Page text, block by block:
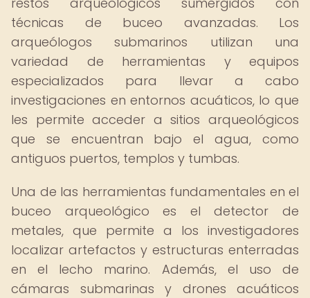
técnicas de buceo avanzadas. Los
arqueólogos submarinos utilizan una
variedad de herramientas y equipos
especializados para llevar a cabo
investigaciones en entornos acuáticos, lo que
les permite acceder a sitios arqueológicos
que se encuentran bajo el agua, como
antiguos puertos, templos y tumbas.
Una de las herramientas fundamentales en el
buceo arqueológico es el detector de
metales, que permite a los investigadores
localizar artefactos y estructuras enterradas
en el lecho marino. Además, el uso de
cámaras submarinas y drones acuáticos